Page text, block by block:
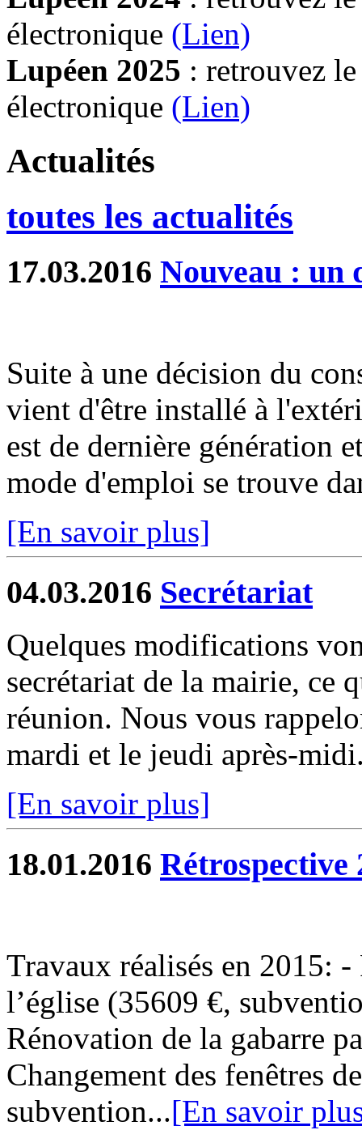
électronique (Lien)
Lupéen 2025 : retrouvez
électronique (Lien)
Actualités
toutes les actualités
17.03.2016 Nouveau :
Suite à une décision du
vient d'être installé à
est de dernière génération
mode d'emploi se trouve
[En savoir plus]
04.03.2016 Secrétariat
Quelques modifications
secrétariat de la mairie, ce
réunion. Nous vous
mardi et le jeudi après-
[En savoir plus]
18.01.2016 Rétrospective
Travaux réalisés en 2015:
l’église (35609 €,
Rénovation de la gabarre
Changement des fenêtres
subvention...[En savoir